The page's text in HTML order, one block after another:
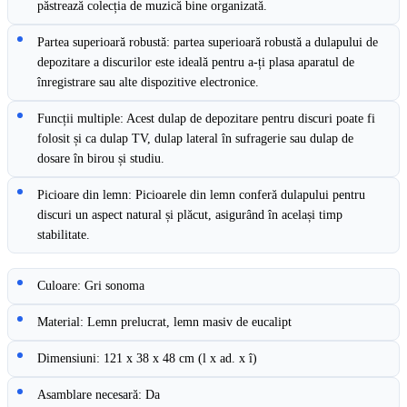
păstrează colecția de muzică bine organizată.
Partea superioară robustă: partea superioară robustă a dulapului de
depozitare a discurilor este ideală pentru a-ți plasa aparatul de
înregistrare sau alte dispozitive electronice.
Funcții multiple: Acest dulap de depozitare pentru discuri poate fi
folosit și ca dulap TV, dulap lateral în sufragerie sau dulap de
dosare în birou și studiu.
Picioare din lemn: Picioarele din lemn conferă dulapului pentru
discuri un aspect natural și plăcut, asigurând în același timp
stabilitate.
Culoare: Gri sonoma
Material: Lemn prelucrat, lemn masiv de eucalipt
Dimensiuni: 121 x 38 x 48 cm (l x ad. x î)
Asamblare necesară: Da